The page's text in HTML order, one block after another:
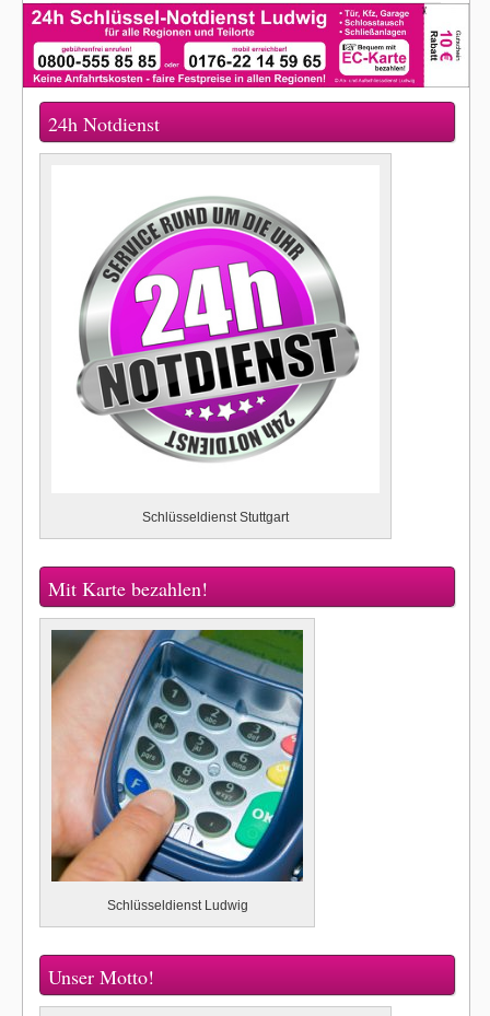
24h Notdienst
Schlüsseldienst Stuttgart
Mit Karte bezahlen!
Schlüsseldienst Ludwig
Unser Motto!